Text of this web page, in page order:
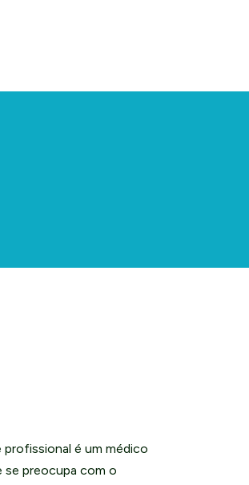
é um médico
se preocupa com o